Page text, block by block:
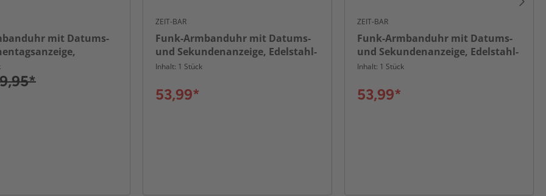
mit Datums-
ZEIT-BAR
Funk-Armbanduhr mit Datums-
und Sekundenanzeige, Edelstahl-
Uhrband
Inhalt: 1 Stück
53,99*
ZEIT-BAR
Funk-Armbanduhr mit Datums-
und Sekundenanzeige, Edelstahl-
Uhrband
Inhalt: 1 Stück
53,99*